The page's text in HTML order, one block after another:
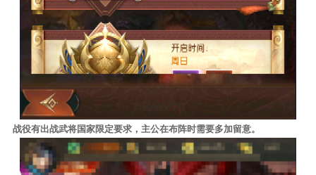
战役有出战武将国家限定要求，主公在布阵时需要多加留意。